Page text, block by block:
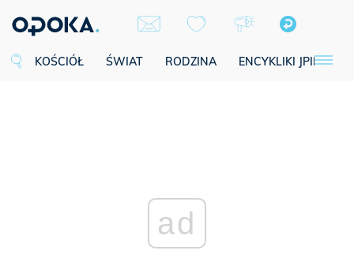
KOŚCIÓŁ ŚWIAT RODZINA ENCYKLIKI JPII
ad